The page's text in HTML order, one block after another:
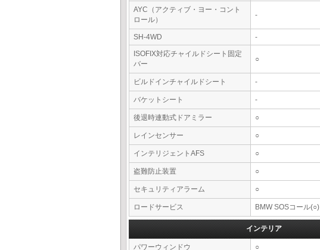
AYC（アクティブ・ヨー・コント
ロール）
-
SH-4WD
-
ISOFIX対応チャイルドシート固定
バー
○
ビルドインチャイルドシート -
バケットシート -
後退時連動式ドアミラー ○
レインセンサー ○
インテリジェントAFS ○
盗難防止装置 ○
セキュリティアラーム ○
ロードサービス BMW SOSコール(○)
インテリア
パワーウィンドウ ○